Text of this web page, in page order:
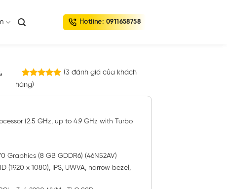
Hotline: 0911658758
5.00
3
(3 đánh giá của khách
hàng)
(2.5 GHz, up to 4.9 GHz with Turbo
Graphics (8 GB GDDR6) (46N52AV)
(1920 x 1080), IPS, UWVA, narrow bezel,